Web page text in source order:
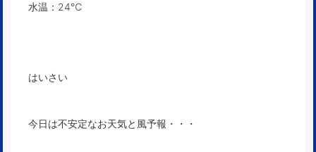
水温：24℃
はいさい
今日は不安定なお天気と風予報・・・